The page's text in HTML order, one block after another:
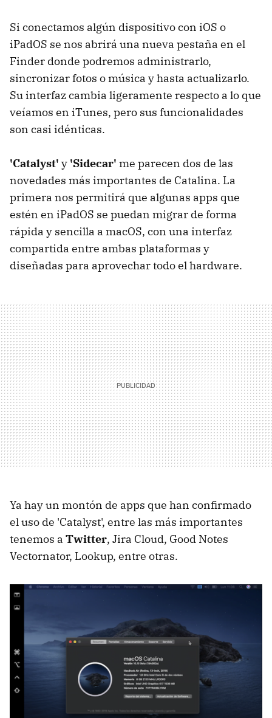
Si conectamos algún dispositivo con iOS o
iPadOS se nos abrirá una nueva pestaña en el
Finder donde podremos administrarlo,
sincronizar fotos o música y hasta actualizarlo.
Su interfaz cambia ligeramente respecto a lo que
veíamos en iTunes, pero sus funcionalidades
son casi idénticas.
'Catalyst' y 'Sidecar' me parecen dos de las
novedades más importantes de Catalina. La
primera nos permitirá que algunas apps que
estén en iPadOS se puedan migrar de forma
rápida y sencilla a macOS, con una interfaz
compartida entre ambas plataformas y
diseñadas para aprovechar todo el hardware.
Ya hay un montón de apps que han confirmado
el uso de 'Catalyst', entre las más importantes
tenemos a Twitter, Jira Cloud, Good Notes
Vectornator, Lookup, entre otras.